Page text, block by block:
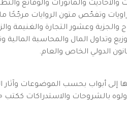
والمأثورات والوقائع
وتفحّص متون الروايات مرجّحًا
والجزية وعشور التجارة والغنيمة
وتداول المال والمحاسبة المالية
الدولي الخاص والعام.
إلى أبواب بحسب الموضوعات وآثار
بالشروحات والاستدراكات ككتب